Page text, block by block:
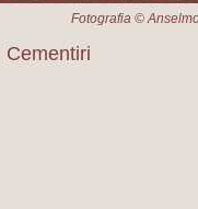
Fotografia ©
Cementiri